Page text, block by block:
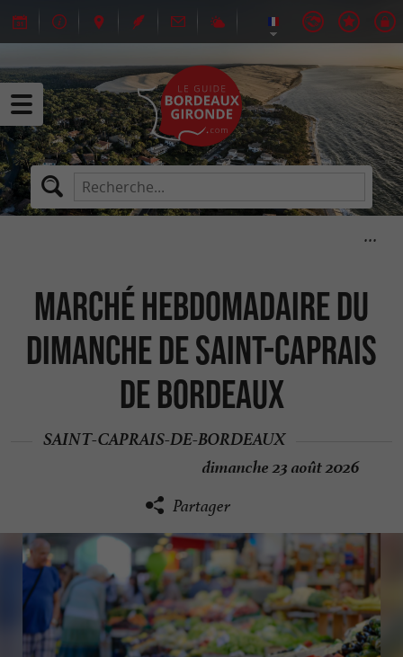
Marché hebdomadaire du
dimanche de Saint-Caprais
de Bordeaux
SAINT-CAPRAIS-DE-BORDEAUX
dimanche 23 août 2026
Partager